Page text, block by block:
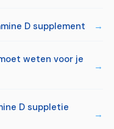
D supplement
weten voor je
D suppletie